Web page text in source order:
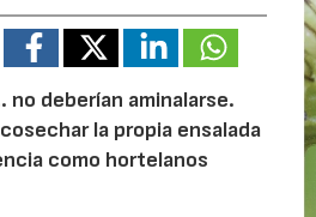
deberían aminalarse.
la propia ensalada
como hortelanos